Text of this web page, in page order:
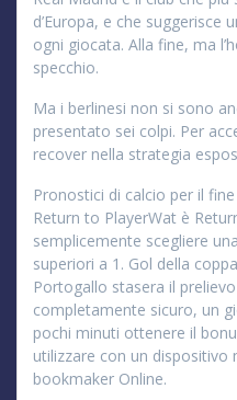
d’Europa, e che suggerisce
ogni giocata. Alla fine, ma
specchio.
Ma i berlinesi non si sono
presentato sei colpi. Per
recover nella strategia
Pronostici di calcio per il
Return to PlayerWat è
semplicemente scegliere
superiori a 1. Gol della
Portogallo stasera il
completamente sicuro, un
pochi minuti ottenere il
utilizzare con un dispositivo
bookmaker Online.